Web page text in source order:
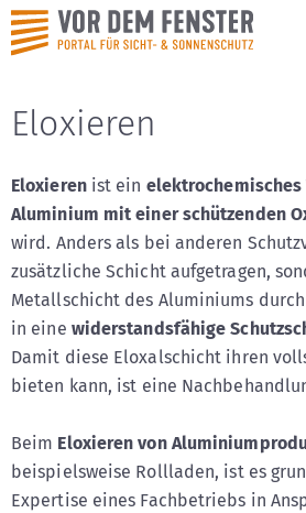
Eloxieren
Eloxierenist ein elektrochemisches
Aluminium mit einer schützenden
wird. Anders als bei anderen
zusätzliche Schicht aufgetragen,
Metallschicht des Aluminiums
in eine widerstandsfähige
Damit diese Eloxalschicht ihren
bieten kann, ist eine
Beim Eloxieren von
beispielsweise Rollladen, ist es
Expertise eines Fachbetriebs in